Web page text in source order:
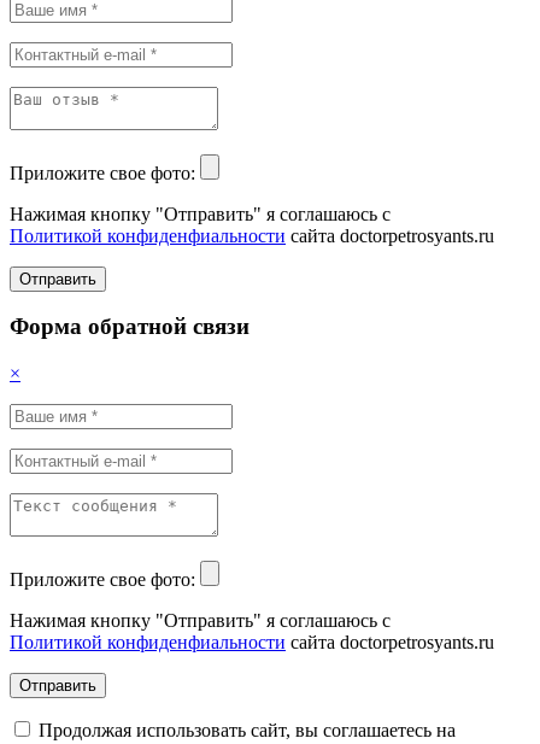
Приложите свое фото:
Нажимая кнопку "Отправить" я соглашаюсь с
Политикой конфиденфиальности сайта doctorpetrosyants.ru
Отправить
Форма обратной связи
×
Приложите свое фото:
Нажимая кнопку "Отправить" я соглашаюсь с
Политикой конфиденфиальности сайта doctorpetrosyants.ru
Отправить
Продолжая использовать сайт, вы соглашаетесь на